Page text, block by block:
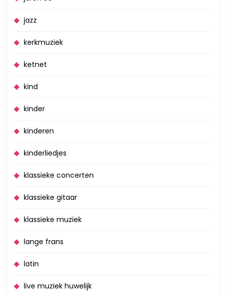
jazz
kerkmuziek
ketnet
kind
kinder
kinderen
kinderliedjes
klassieke concerten
klassieke gitaar
klassieke muziek
lange frans
latin
live muziek huwelijk